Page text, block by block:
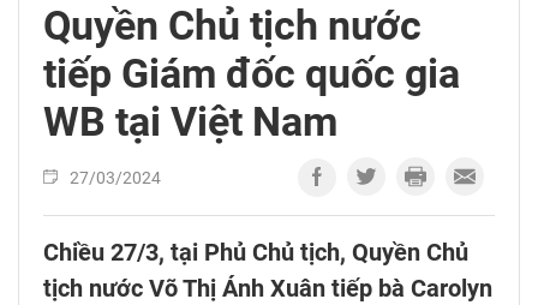
Quyền Chủ tịch nước
tiếp Giám đốc quốc gia
WB tại Việt Nam
27/03/2024
Chiều 27/3, tại Phủ Chủ tịch, Quyền Chủ
tịch nước Võ Thị Ánh Xuân tiếp bà Carolyn